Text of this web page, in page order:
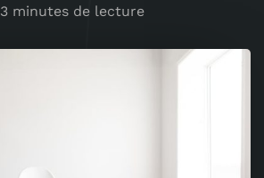
3 minutes de lecture